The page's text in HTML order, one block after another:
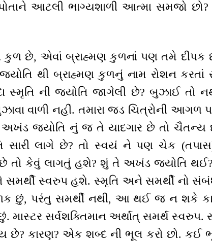
આટલી ભાગ્યશાળી આત્મા સમજો છો?
કુળ છે, એવાં બ્રાહ્મણ કુળનાં પણ તમે દીપક
જ્યોતિ થી બ્રાહ્મણ કુળનું નામ રોશન
સ્મૃતિ ની જ્યોતિ જાગેલી છે? બુઝાઈ તો
વાળી નહીં. તમારા જડ ચિત્રોની
અખંડ જ્યોતિ નું જ તે યાદગાર છે તો
સારી લાગે છે? તો સ્વયં ને પણ ચેક
તો કેવું લાગતું હશે? શું તે અખંડ જ્યોતિ થઈ?
સમર્થી સ્વરુપ હશે. સ્મૃતિ અને સમર્થી નો
છું, પરંતુ સમર્થી નથી, આ થઈ જ ન શકે
માસ્ટર સર્વશક્તિમાન અર્થાત્ સમર્થ સ્વરુપ.
કારણ? એક શબ્દ ની ભૂલ કરો છો. કઈ